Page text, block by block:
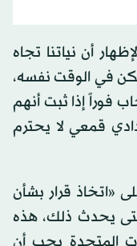
أن نياتنا تجاه
في الوقت نفسه،
فوراً إذا ثبت أنهم
قمعي لا يحترم
قرار بشأن
يحدث ذلك، هذه
المتحدة يجب أن